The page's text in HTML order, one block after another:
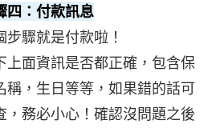
四：付款訊息
步驟就是付款啦！
上面資訊是否都正確，包含保
稱，生日等等，如果錯的話可
，務必小心！確認沒問題之後